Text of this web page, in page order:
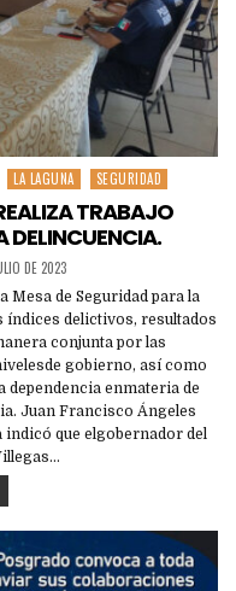
LA LAGUNA SEGURIDAD
TRABAJO
DE 2023
Mesa de Seguridad para la
índices delictivos, resultados
conjunta por las
gobierno, así como
dependencia enmateria de
Juan Francisco Ángeles
que elgobernador del